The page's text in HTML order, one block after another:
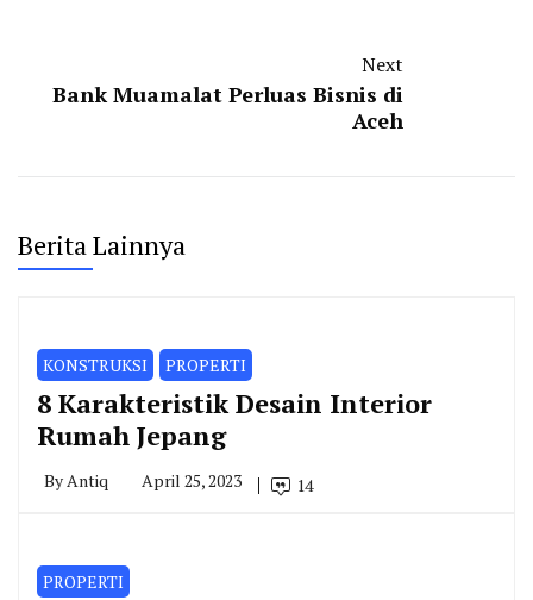
Next
Bank Muamalat Perluas Bisnis di
Aceh
Berita Lainnya
KONSTRUKSI PROPERTI
8 Karakteristik Desain Interior
Rumah Jepang
ByAntiq April 25, 2023 14
PROPERTI